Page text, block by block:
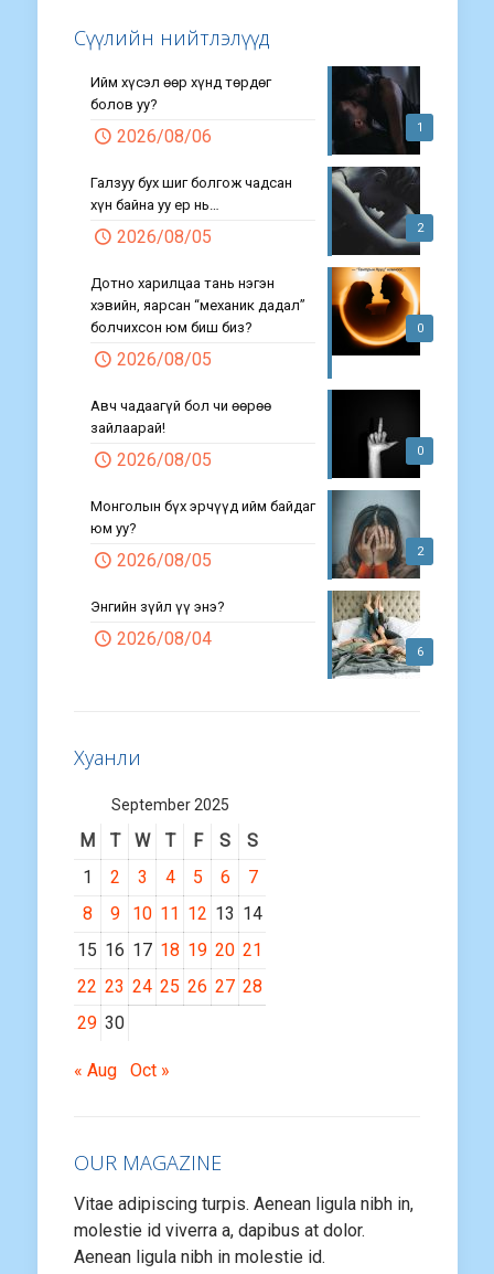
Сүүлийн нийтлэлүүд
1
Ийм хүсэл өөр хүнд төрдөг
болов уу?
2026/08/06
2
Галзуу бух шиг болгож чадсан
хүн байна уу ер нь…
2026/08/05
0
Дотно харилцаа тань нэгэн
хэвийн, яарсан “механик дадал”
болчихсон юм биш биз?
2026/08/05
0
Авч чадаагүй бол чи өөрөө
зайлаарай!
2026/08/05
2
Монголын бүх эрчүүд ийм байдаг
юм уу?
2026/08/05
6
Энгийн зүйл үү энэ?
2026/08/04
Хуанли
September 2025
M T W T F S
S
1
2 3 4 5 6
7
8
9 10 11 12 13 14
15 16 17 18 19 20 21
22 23 24 25 26 27 28
29 30
« Aug Oct »
OUR MAGAZINE
Vitae adipiscing turpis. Aenean ligula nibh in,
molestie id viverra a, dapibus at dolor.
Aenean ligula nibh in molestie id.